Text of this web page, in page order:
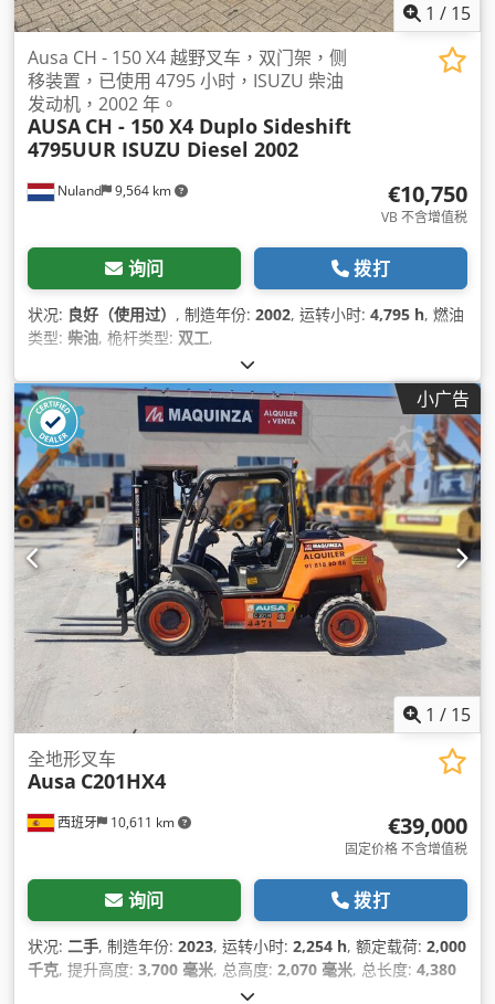
1 / 15
Nuland 9,564 km
Ausa CH - 150 X4 越野叉车，双门架，侧
移装置，已使用 4795 小时，ISUZU 柴油
发动机，2002 年。
AUSA CH - 150 X4 Duplo Sideshift
4795UUR ISUZU Diesel 2002
€10,750
VB 不含增值税
询问 拨打
状况: 良好（使用过） , 制造年份: 2002, 运转小时: 4,795 h, 燃油
类型: 柴油, 桅杆类型: 双工,
小广告
1 / 15
西班牙 10,611 km
全地形叉车
Ausa C201HX4
€39,000
固定价格 不含增值税
询问 拨打
状况: 二手, 制造年份: 2023, 运转小时: 2,254 h, 额定载荷: 2,000
千克, 提升高度: 3,700 毫米, 总高度: 2,070 毫米, 总长度: 4,380
, 设备:全轮驱动